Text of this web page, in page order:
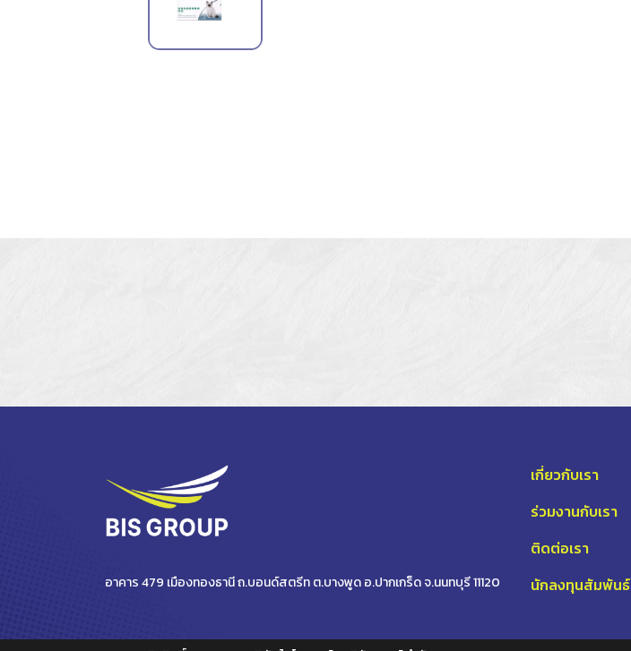
อาคาร 479 เมืองทองธานี ถ.บอนด์สตรีท ต.บางพูด อ.ปากเกร็ด จ.นนทบุรี 11120
เกี่ยวกับเรา
ร่วมงานกับเรา
ติดต่อเรา
นักลงทุนสัมพันธ์